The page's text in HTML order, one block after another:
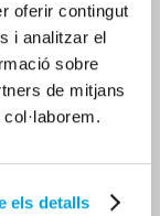
oferir contingut
i analitzar el
sobre
de mitjans
els detalls